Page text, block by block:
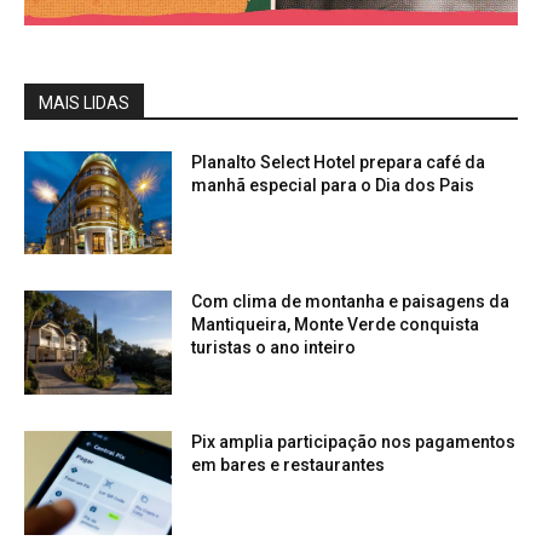
MAIS LIDAS
Planalto Select Hotel prepara café da
manhã especial para o Dia dos Pais
Com clima de montanha e paisagens da
Mantiqueira, Monte Verde conquista
turistas o ano inteiro
Pix amplia participação nos pagamentos
em bares e restaurantes